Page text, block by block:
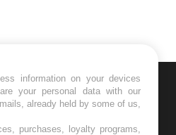
information on your devices
your personal data with our
already held by some of us,
purchases, loyalty programs,